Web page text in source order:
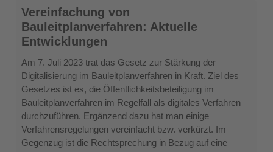
Vereinfachung
von
Bauleitplanverfahren:
Aktuelle
Entwicklungen
Vereinfachung von
Bauleitplanverfahren: Aktuelle
Entwicklungen
Am 7. Juli 2023 trat das Gesetz zur Stärkung der
Digitalisierung im Bauleitplanverfahren in Kraft. Ziel des
Gesetzes ist es, die Öffentlichkeitsbeteiligung im
Bauleitplanverfahren im Regelfall als digitales Verfahren
durchzuführen. Ergänzend dazu hat man einige
Verfahrensregelungen vereinfacht bzw. verkürzt. Im
Gegenzug ist die Rechtsprechung in Bezug auf eine